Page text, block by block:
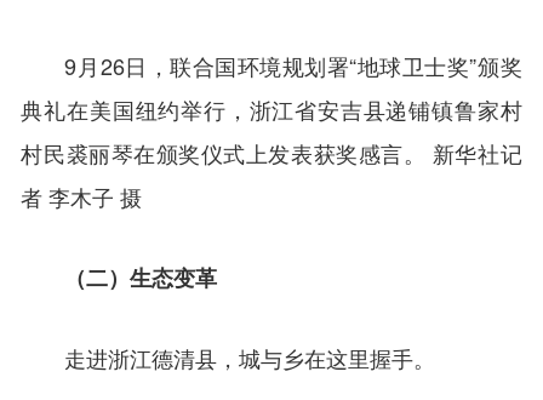
9月26日，联合国环境规划署“地球卫士奖”颁奖
典礼在美国纽约举行，浙江省安吉县递铺镇鲁家村
村民裘丽琴在颁奖仪式上发表获奖感言。 新华社记
者 李木子 摄
（二）生态变革
走进浙江德清县，城与乡在这里握手。